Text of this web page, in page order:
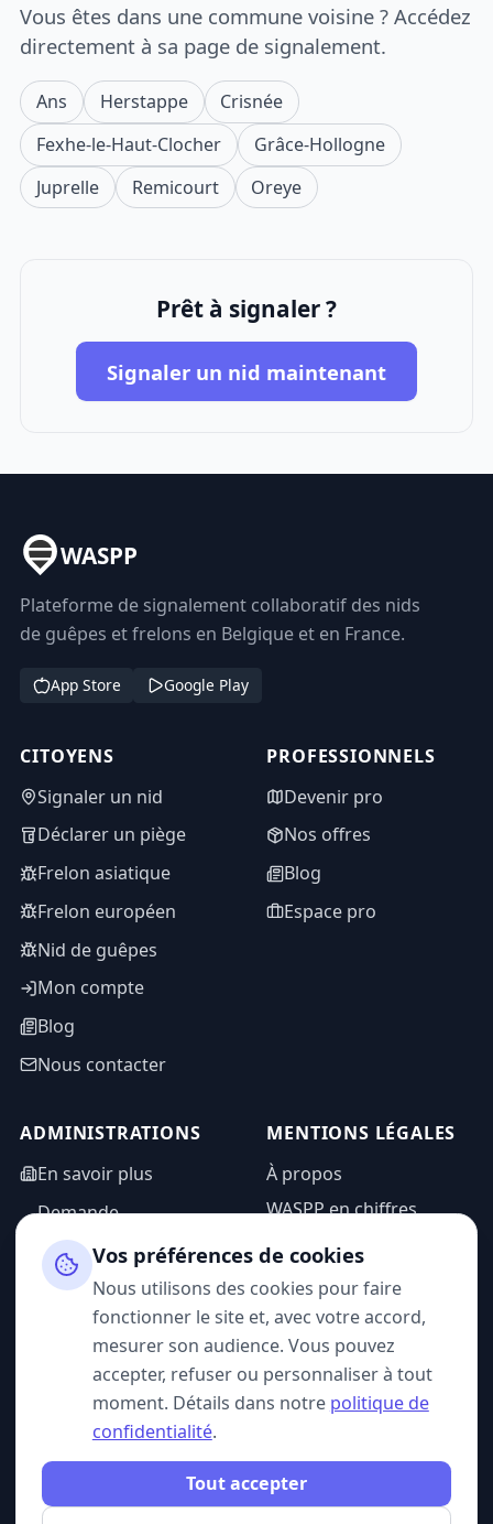
Vous êtes dans une commune voisine ? Accédez
directement à sa page de signalement.
Ans Herstappe
Crisnée
Fexhe-le-Haut-Clocher
Grâce-Hollogne
Juprelle
Remicourt Oreye
Prêt à signaler ?
Signaler un nid maintenant
WASPP
Plateforme de signalement collaboratif des nids
de guêpes et frelons en Belgique et en France.
App Store Google Play
CITOYENS
Signaler un nid
Déclarer un piège
Frelon asiatique
Frelon européen
Nid de guêpes
Mon compte
Blog
Nous contacter
PROFESSIONNELS
Devenir pro
Nos offres
Blog
Espace pro
ADMINISTRATIONS
En savoir plus
Demande
d'information
Espace admin
MENTIONS LÉGALES
À propos
WASPP en chiffres
Mentions légales
Politique de
confidentialité
CGU
SUIVEZ-NOUS
Vos préférences de cookies
Nous utilisons des cookies pour faire
fonctionner le site et, avec votre accord,
mesurer son audience. Vous pouvez
accepter, refuser ou personnaliser à tout
moment. Détails dans notre politique de
confidentialité.
Tout accepter